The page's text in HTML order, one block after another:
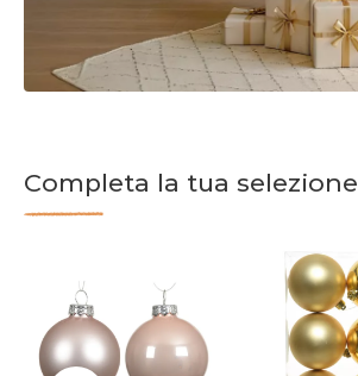
Completa la tua selezione